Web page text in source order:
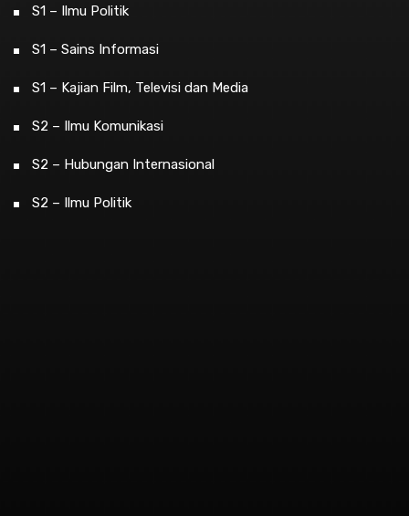
S1 – Ilmu Politik
S1 – Sains Informasi
S1 – Kajian Film, Televisi dan Media
S2 – Ilmu Komunikasi
S2 – Hubungan Internasional
S2 – Ilmu Politik